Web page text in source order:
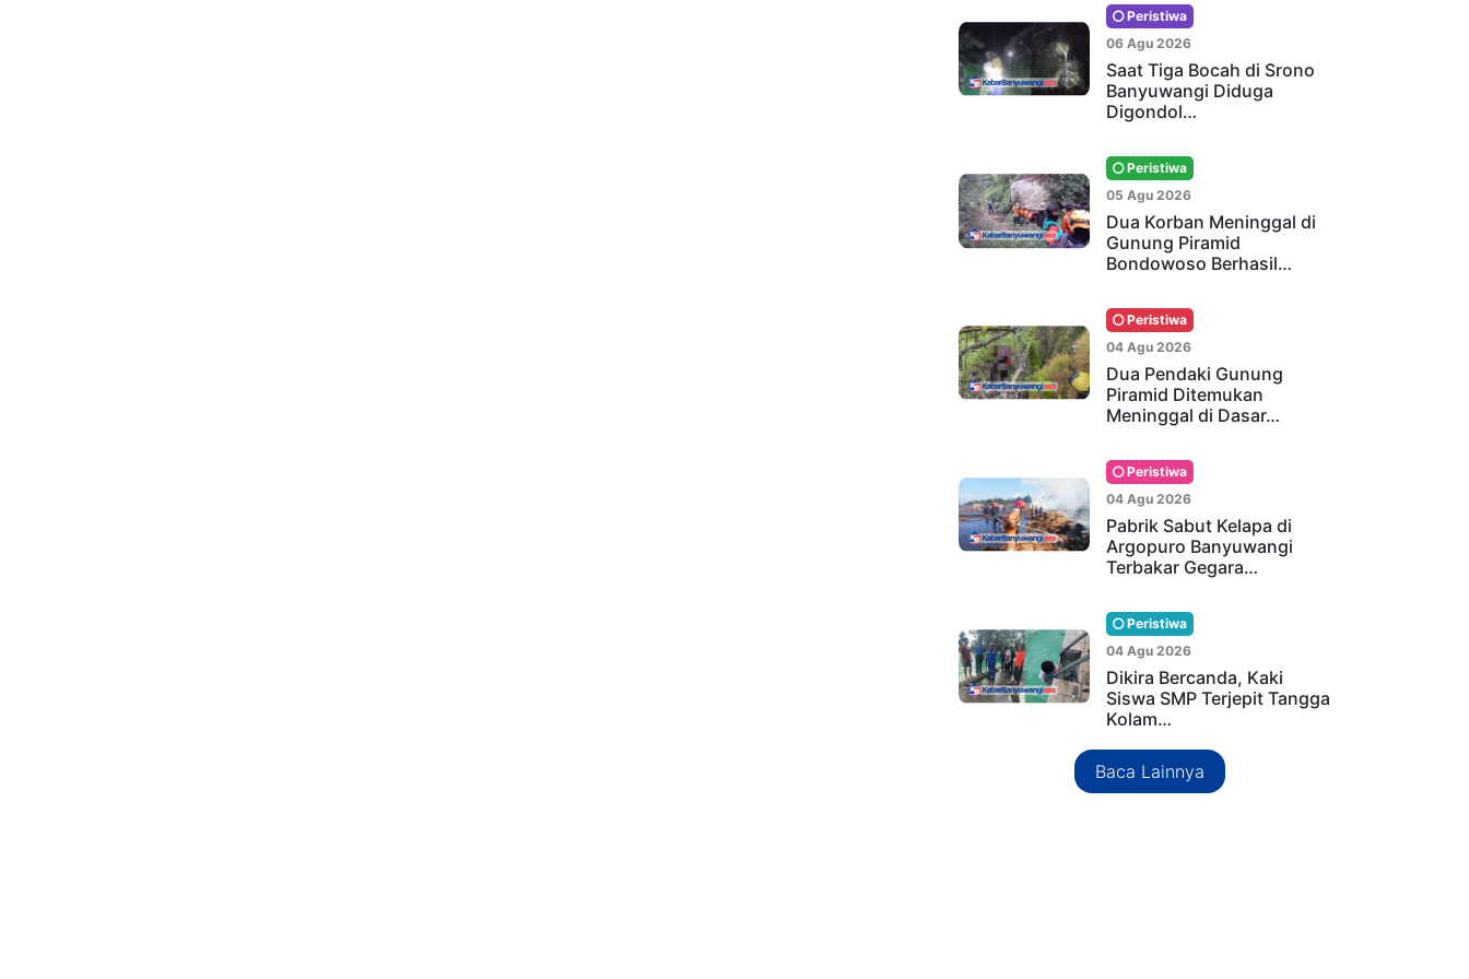
Peristiwa
06 Agu 2026
Saat Tiga Bocah di Srono
Banyuwangi Diduga
Digondol…
Peristiwa
05 Agu 2026
Dua Korban Meninggal di
Gunung Piramid
Bondowoso Berhasil…
Peristiwa
04 Agu 2026
Dua Pendaki Gunung
Piramid Ditemukan
Meninggal di Dasar…
Peristiwa
04 Agu 2026
Pabrik Sabut Kelapa di
Argopuro Banyuwangi
Terbakar Gegara…
Peristiwa
04 Agu 2026
Dikira Bercanda, Kaki
Siswa SMP Terjepit Tangga
Kolam…
Baca Lainnya